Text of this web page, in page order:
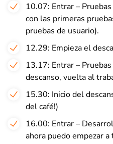
10.07: Entrar –
con las primeras
pruebas de usuario).
12.29: Empieza el
13.17: Entrar –
descanso, vuelta al
15.30: Inicio del
del café!)
16.00: Entrar –
ahora puedo empezar